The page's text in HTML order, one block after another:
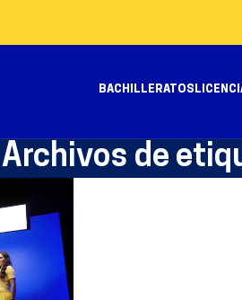
BACHILLERATOS
Archivos de